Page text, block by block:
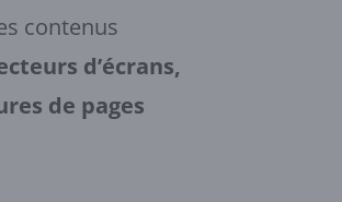
contenus
d’écrans,
de pages